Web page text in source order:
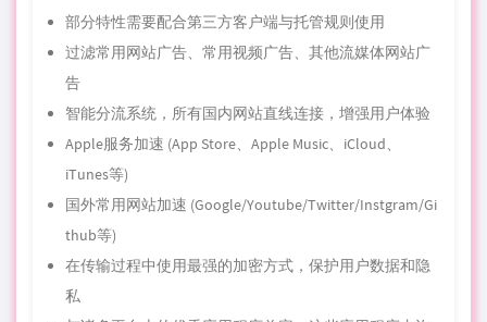
部分特性需要配合第三方客户端与托管规则使用
过滤常用网站广告、常用视频广告、其他流媒体网站广
告
智能分流系统，所有国内网站直线连接，增强用户体验
Apple服务加速 (App Store、Apple Music、iCloud、
iTunes等)
国外常用网站加速 (Google/Youtube/Twitter/Instgram/Gi
thub等)
在传输过程中使用最强的加密方式，保护用户数据和隐
私